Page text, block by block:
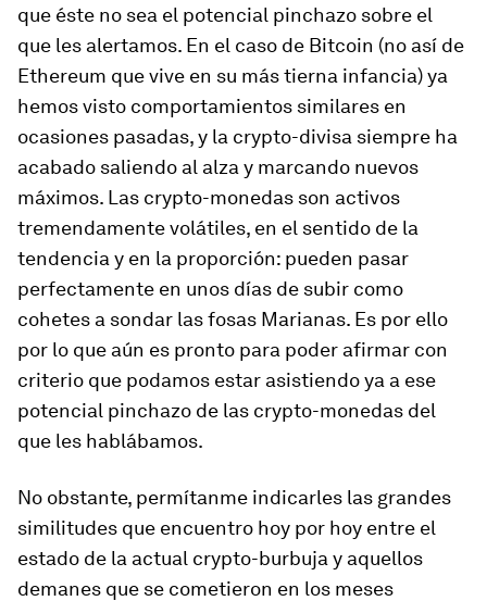
que éste no sea el potencial pinchazo sobre el
que les alertamos. En el caso de Bitcoin (no así de
Ethereum que vive en su más tierna infancia) ya
hemos visto comportamientos similares en
ocasiones pasadas, y la crypto-divisa siempre ha
acabado saliendo al alza y marcando nuevos
máximos. Las crypto-monedas son activos
tremendamente volátiles, en el sentido de la
tendencia y en la proporción: pueden pasar
perfectamente en unos días de subir como
cohetes a sondar las fosas Marianas. Es por ello
por lo que aún es pronto para poder afirmar con
criterio que podamos estar asistiendo ya a ese
potencial pinchazo de las crypto-monedas del
que les hablábamos.
No obstante, permítanme indicarles las grandes
similitudes que encuentro hoy por hoy entre el
estado de la actual crypto-burbuja y aquellos
demanes que se cometieron en los meses